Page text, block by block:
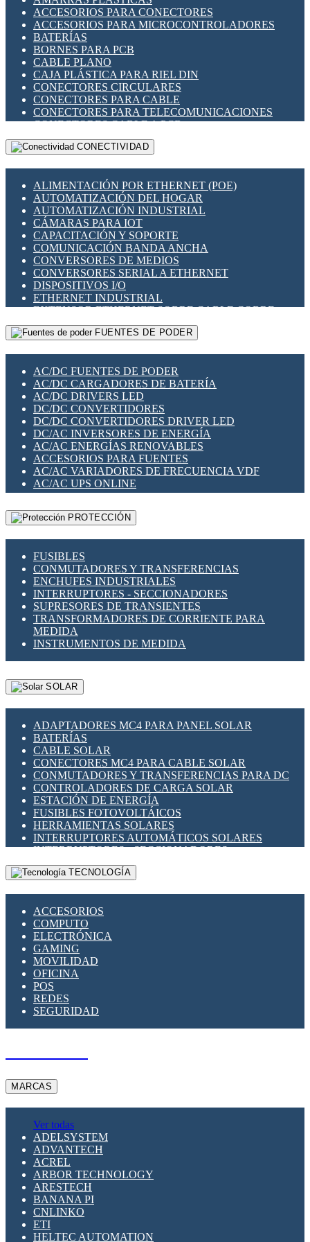
INDICADORES PARA PANEL
INTERFACES DE RELÉ
INTERRUPTORES FIN DE CARRERA
LLAVES CONMUTADORAS
MEDIDORES DE ENERGÍA Y TC'S DE CORRIENTE
MOTORES PASO A PASO
PANTALLAS HMI
PLC -CONTROLADORES LÓGICO PROGRAMABLES
PROGRAMADORES DE HORARIO
RELÉS DE PROTECCIÓN
SENSORES CAPACITIVOS
SENSORES INDUCTIVOS
TEMPORIZADORES
VARIACS
VARIADORES DE FRECUENCIA [VDF]
SECCIONADORES - INTERRUPTORES
MAQUINARIA
ACCESORIOS PARA CONECTORES
ACCESORIOS PARA MICROCONTROLADORES
BATERÍAS
BORNES PARA PCB
CABLE PLANO
CAJA PLÁSTICA PARA RIEL DIN
CONECTORES CIRCULARES
CONECTORES PARA CABLE
CONECTORES PARA TELECOMUNICACIONES
CONECTORES CABLE A PCB
CONECTORES PCB A CABLE
DIP SWITCHES
HERRAMIENTAS VARIAS
ILUMINACIÓN LED
INTERRUPTORES REED
INTERFACES DE RELÉ
OTROS RELÉS
PROTECCIÓN TÉRMICA
RELÉS AUTOMOTRICES
RELÉS DE SEÑAL
RELÉS DE ESTADO SÓLIDO SSR
RELÉS INDUSTRIALES
RELÉS MINIATURA DE POTENCIA
SENSORES MAGNÉTICOS
SWITCH Y MICROSWITCH
TARJETAS PI
UNIÓN Y DERIVACIÓN DE CABLE
CONECTIVIDAD
ALIMENTACIÓN POR ETHERNET (POE)
AUTOMATIZACIÓN DEL HOGAR
AUTOMATIZACIÓN INDUSTRIAL
CÁMARAS PARA IOT
CAPACITACIÓN Y SOPORTE
COMUNICACIÓN BANDA ANCHA
CONVERSORES DE MEDIOS
CONVERSORES SERIAL A ETHERNET
DISPOSITIVOS I/O
ETHERNET INDUSTRIAL
EXTENSOR ETHERNET SOBRE CABLE COBRE
GATEWAY LORAWAN
GESTIÓN DE REDES
PLACAS MODULARES IOT
SWITCHES Y REDES WIFI
SOLUCIONES IOT
SOLUCIONES LORAWAN
SOLUCIONES RED CELULAR
SEGURIDAD PARA REDES
SWITCHES LAN
TELEFONÍA IP (VOIP)
VIGILANCIA IP (CCTV)
MESHTASTIC
FUENTES DE PODER
AC/DC FUENTES DE PODER
AC/DC CARGADORES DE BATERÍA
AC/DC DRIVERS LED
DC/DC CONVERTIDORES
DC/DC CONVERTIDORES DRIVER LED
DC/AC INVERSORES DE ENERGÍA
AC/AC ENERGÍAS RENOVABLES
ACCESORIOS PARA FUENTES
AC/AC VARIADORES DE FRECUENCIA VDF
AC/AC UPS ONLINE
PROTECCIÓN
FUSIBLES
CONMUTADORES Y TRANSFERENCIAS
ENCHUFES INDUSTRIALES
INTERRUPTORES - SECCIONADORES
SUPRESORES DE TRANSIENTES
TRANSFORMADORES DE CORRIENTE PARA
MEDIDA
INSTRUMENTOS DE MEDIDA
SOLAR
ADAPTADORES MC4 PARA PANEL SOLAR
BATERÍAS
CABLE SOLAR
CONECTORES MC4 PARA CABLE SOLAR
CONMUTADORES Y TRANSFERENCIAS PARA DC
CONTROLADORES DE CARGA SOLAR
ESTACIÓN DE ENERGÍA
FUSIBLES FOTOVOLTÁICOS
HERRAMIENTAS SOLARES
INTERRUPTORES AUTOMÁTICOS SOLARES
INTERRUPTORES - SECCIONADORES
FOTOVOLTÁICOS
MONTAJE PANEL SOLAR
SUPRESOR DE TRANSIENTES SPDS PARA
APLICACIONES FOTOVOLTAICAS
TECNOLOGÍA
ACCESORIOS
COMPUTO
ELECTRÓNICA
GAMING
MOVILIDAD
OFICINA
POS
REDES
SEGURIDAD
MARCAS
Ver todas
ADELSYSTEM
ADVANTECH
ACREL
ARBOR TECHNOLOGY
ARESTECH
BANANA PI
CNLINKO
ETI
HELTEC AUTOMATION